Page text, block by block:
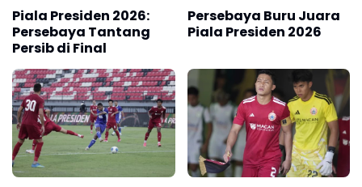
Piala Presiden 2026:
Persebaya Tantang
Persib di Final
Persebaya Buru Juara
Piala Presiden 2026